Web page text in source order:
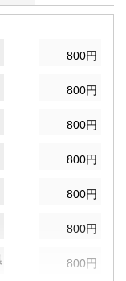
800円
800円
800円
800円
800円
800円
800円